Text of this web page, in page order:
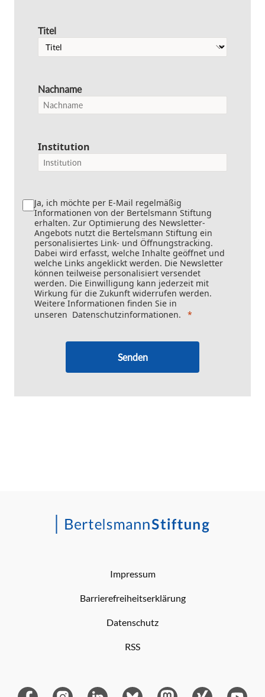
Titel
Nachname
Institution
Ja, ich möchte per E-Mail regelmäßig
Informationen von der Bertelsmann Stiftung
erhalten. Zur Optimierung des Newsletter-
Angebots nutzt die Bertelsmann Stiftung ein
personalisiertes Link- und Öffnungstracking.
Dabei wird erfasst, welche Inhalte geöffnet und
welche Links angeklickt werden. Die Newsletter
können teilweise personalisiert versendet
werden. Die Einwilligung kann jederzeit mit
Wirkung für die Zukunft widerrufen werden.
Weitere Informationen finden Sie in
unseren Datenschutzinformationen.
Senden
Impressum
Barrierefreiheitserklärung
Datenschutz
RSS